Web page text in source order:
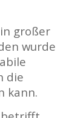
großer
wurde
die
kann.